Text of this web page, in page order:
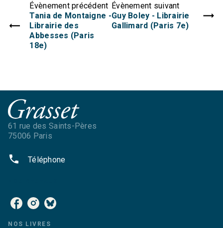
Évènement précédent
Tania de Montaigne -
Librairie des
Abbesses (Paris
18e)
Évènement suivant
Guy Boley - Librairie
Gallimard (Paris 7e)
61 rue des Saints-Pères
75006 Paris
phone Téléphone
NOS LIVRES